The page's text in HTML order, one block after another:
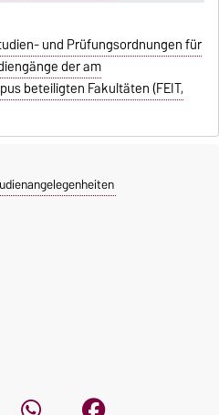
und Prüfungsordnungen für
der am
beteiligten Fakultäten (FEIT,